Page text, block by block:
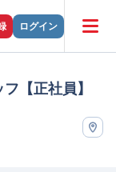
ログイン
【正社員】